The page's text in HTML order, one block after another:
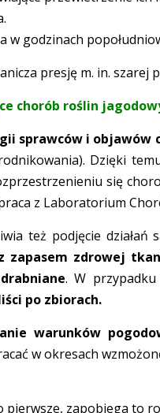
w godzinach
presję m. in. szarej
chorób roślin
sprawców i objawów
Dzięki
się
z Laboratorium
też podjęcie działań
zapasem zdrowej
. W przypadku
po zbiorach.
warunków
w okresach
pierwsze, zapobiega to